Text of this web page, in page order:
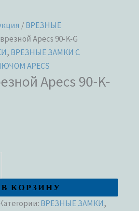
/ВРЕЗНЫЕ
Apecs 90-K-G
, ВРЕЗНЫЕ ЗАМКИ С
APECS
Apecs 90-K-
В КОРЗИНУ
ВРЕЗНЫЕ ЗАМКИ,